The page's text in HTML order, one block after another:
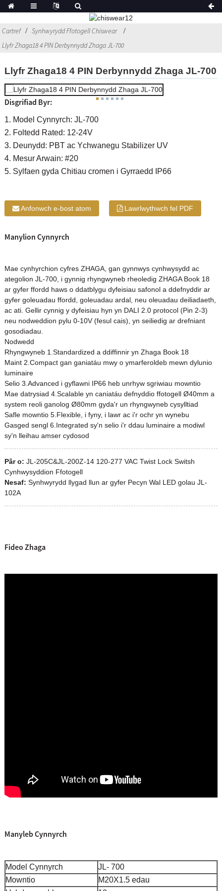
Cartref
Synhwyrydd Ffotogell Chiswear
Llyfr Zhaga18 4 PIN Derbynnydd Zhaga JL-700
Llyfr Zhaga18 4 PIN Derbynnydd Zhaga JL-700
Disgrifiad Byr:
1. Model Cynnyrch: JL-700
2. Foltedd Rated: 12-24V
3. Deunydd: PBT ac Ychwanegu Stabilizer UV
4. Mesur Arwain: #20
5. Sylfaen gyda Chitiau cromen i Gyrraedd IP66
Anfonwch e-bost atom Lawrlwythwch fel PDF
Manylion Cynnyrch
Mae cynhyrchion cyfres ZHAGA, gan gynnwys cynhwysydd ac
ategolion JL-700, i gynnig rhyngwyneb rheoledig ZHAGA Book 18
ar gyfer ffordd haws o ddatblygu dyfeisiau safonol a ddefnyddir ar
gyfer goleuadau ffordd, goleuadau ardal, neu oleuadau deiliadaeth,
ac ati. Gellir cynnig y dyfeisiau hyn yn DALI 2.0 protocol (Pin 2-3)
neu nodweddion pylu 0-10V (fesul cais), yn seiliedig ar drefniant
gosodiadau.
Nodwedd
Rhyngwyneb 1.Standardized a ddiffinnir yn Zhaga Book 18
Maint 2.Compact gan ganiatáu mwy o ymarferoldeb mewn dylunio
luminaire
Selio 3.Advanced i gyflawni IP66 heb unrhyw sgriwiau mowntio
Mae datrysiad 4.Scalable yn caniatáu defnyddio ffotogell Ø40mm a
system reoli ganolog Ø80mm gyda'r un rhyngwyneb cysylltiad
Safle mowntio 5.Flexible, i fyny, i lawr ac i'r ochr yn wynebu
Gasged sengl 6.Integrated sy'n selio i'r ddau luminaire a modiwl
sy'n lleihau amser cydosod
Pâr o: JL-205C&JL-200Z-14 120-277 VAC Twist Lock Switsh
Cynhwysyddion Ffotogell
Nesaf: Synhwyrydd llygad llun ar gyfer Pecyn Wal LED golau JL-
102A
Fideo Zhaga
Manyleb Cynnyrch
Model Cynnyrch
JL- 700
Mowntio
M20X1.5 edau